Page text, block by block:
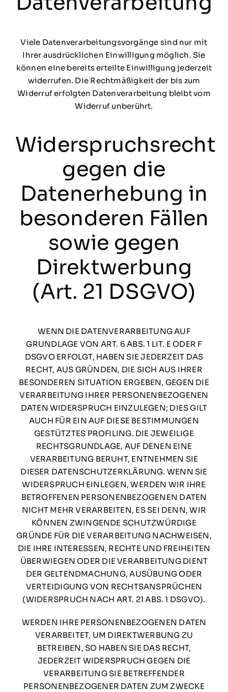
Viele Datenverarbeitungsvorgänge sind nur mit
Ihrer ausdrücklichen Einwilligung möglich. Sie
können eine bereits erteilte Einwilligung jederzeit
widerrufen. Die Rechtmäßigkeit der bis zum
Widerruf erfolgten Datenverarbeitung bleibt vom
Widerruf unberührt.
Widerspruchsrecht
gegen die
Datenerhebung in
besonderen Fällen
sowie gegen
Direktwerbung
(Art. 21 DSGVO)
WENN DIE DATENVERARBEITUNG AUF
GRUNDLAGE VON ART. 6 ABS. 1 LIT. E ODER F
DSGVO ERFOLGT, HABEN SIE JEDERZEIT DAS
RECHT, AUS GRÜNDEN, DIE SICH AUS IHRER
BESONDEREN SITUATION ERGEBEN, GEGEN DIE
VERARBEITUNG IHRER PERSONENBEZOGENEN
DATEN WIDERSPRUCH EINZULEGEN; DIES GILT
AUCH FÜR EIN AUF DIESE BESTIMMUNGEN
GESTÜTZTES PROFILING. DIE JEWEILIGE
RECHTSGRUNDLAGE, AUF DENEN EINE
VERARBEITUNG BERUHT, ENTNEHMEN SIE
DIESER DATENSCHUTZERKLÄRUNG. WENN SIE
WIDERSPRUCH EINLEGEN, WERDEN WIR IHRE
BETROFFENEN PERSONENBEZOGENEN DATEN
NICHT MEHR VERARBEITEN, ES SEI DENN, WIR
KÖNNEN ZWINGENDE SCHUTZWÜRDIGE
GRÜNDE FÜR DIE VERARBEITUNG NACHWEISEN,
DIE IHRE INTERESSEN, RECHTE UND FREIHEITEN
ÜBERWIEGEN ODER DIE VERARBEITUNG DIENT
DER GELTENDMACHUNG, AUSÜBUNG ODER
VERTEIDIGUNG VON RECHTSANSPRÜCHEN
(WIDERSPRUCH NACH ART. 21 ABS. 1 DSGVO).
WERDEN IHRE PERSONENBEZOGENEN DATEN
VERARBEITET, UM DIREKTWERBUNG ZU
BETREIBEN, SO HABEN SIE DAS RECHT,
JEDERZEIT WIDERSPRUCH GEGEN DIE
VERARBEITUNG SIE BETREFFENDER
PERSONENBEZOGENER DATEN ZUM ZWECKE